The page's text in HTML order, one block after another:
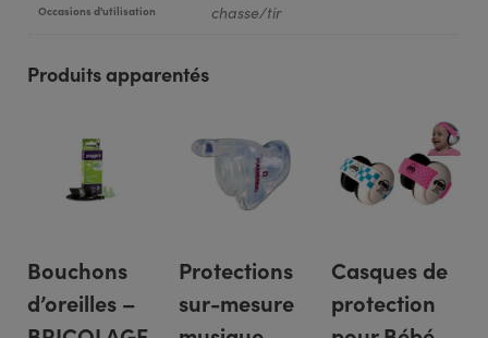
Occasions d'utilisation chasse/tir
Produits apparentés
Bouchons
d’oreilles –
Protections
sur-mesure
Casques de
protection